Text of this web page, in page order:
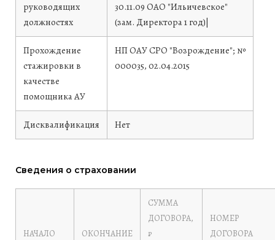
руководящих
должностях
30.11.09 ОАО "Ильичевское"
(зам. Директора 1 год)|
Прохождение
стажировки в
качестве
помощника АУ
НП ОАУ СРО "Возрождение"; №
000035, 02.04.2015
Дисквалификация Нет
Сведения о страховании
НАЧАЛО ОКОНЧАНИЕ
СУММА
ДОГОВОРА,
₽
НОМЕР
ДОГОВОРА